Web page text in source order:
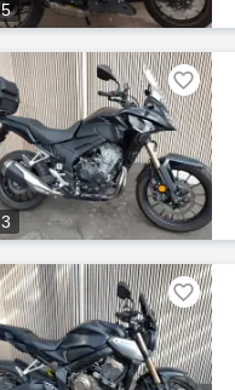
5
3

